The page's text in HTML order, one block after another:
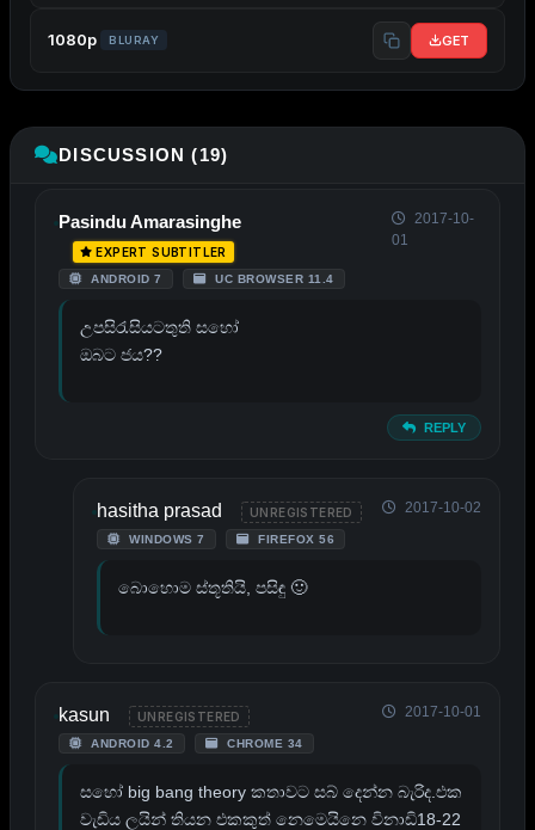
1080p BLURAY GET
DISCUSSION (19)
Pasindu Amarasinghe
EXPERT SUBTITLER
ANDROID 7 UC BROWSER 11.4
2017-10-
01
උපසිරැසියටතුති සහෝ
ඔබට ජය??
REPLY
hasitha prasad UNREGISTERED
WINDOWS 7 FIREFOX 56
2017-10-02
බොහොම ස්තූතියි, පසිඳු 🙂
kasun UNREGISTERED
ANDROID 4.2 CHROME 34
2017-10-01
සහ‍ෝ big bang theory කතාවට සබ් ද‍ෙන්න බැරිද.එක
වැඩිය ලයින් තියන එකකුත් න‍ෙම‍ෙයින‍ෙ විනාඩි18-22